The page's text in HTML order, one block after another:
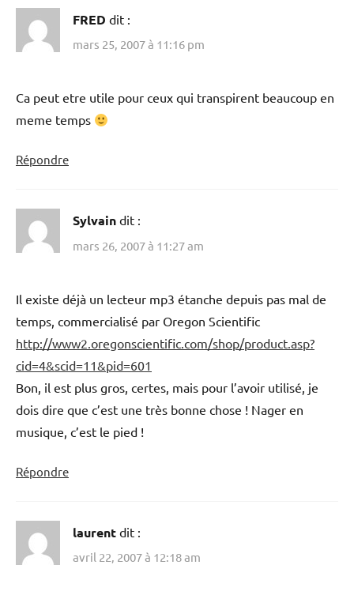
FRED dit :
mars 25, 2007 à 11:16 pm
Ca peut etre utile pour ceux qui transpirent beaucoup en
meme temps
Répondre
Sylvain dit :
mars 26, 2007 à 11:27 am
Il existe déjà un lecteur mp3 étanche depuis pas mal de
temps, commercialisé par Oregon Scientific
http://www2.oregonscientific.com/shop/product.asp?
cid=4&scid=11&pid=601
Bon, il est plus gros, certes, mais pour l’avoir utilisé, je
dois dire que c’est une très bonne chose ! Nager en
musique, c’est le pied !
Répondre
laurent dit :
avril 22, 2007 à 12:18 am